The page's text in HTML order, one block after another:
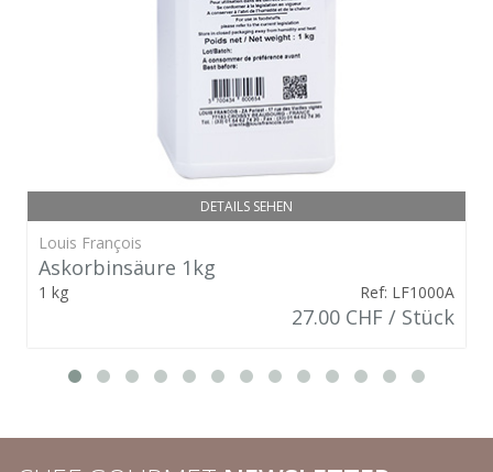
DETAILS SEHEN
Louis François
Askorbinsäure 1kg
1 kg Ref: LF1000A
27.00 CHF / Stück